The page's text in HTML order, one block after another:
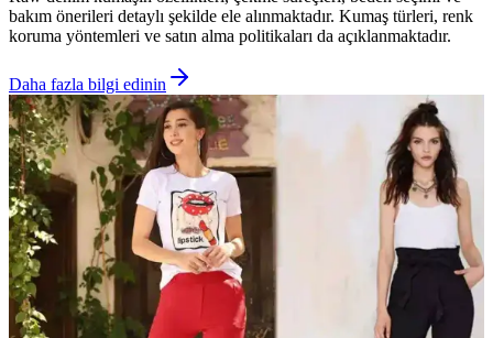
bakım önerileri detaylı şekilde ele alınmaktadır. Kumaş türleri, renk
koruma yöntemleri ve satın alma politikaları da açıklanmaktadır.
Daha fazla bilgi edinin